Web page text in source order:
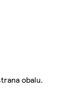
obalu.